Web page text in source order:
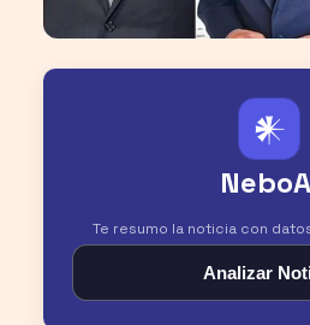
𒀭
Te resumo la noticia con
Analizar